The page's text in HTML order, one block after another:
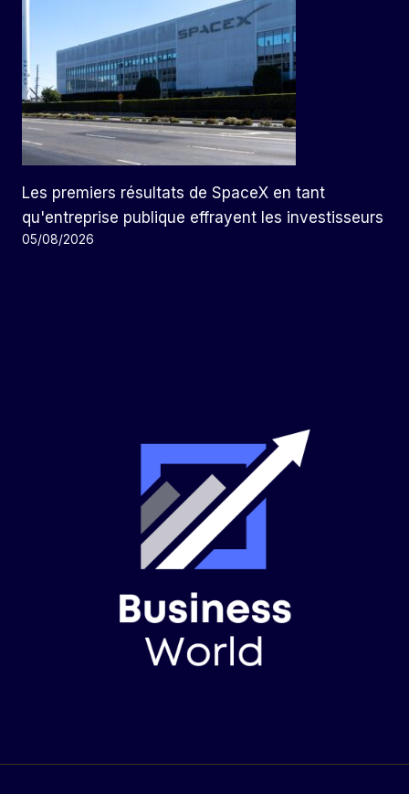
Les premiers résultats de SpaceX en tant
qu'entreprise publique effrayent les investisseurs
05/08/2026